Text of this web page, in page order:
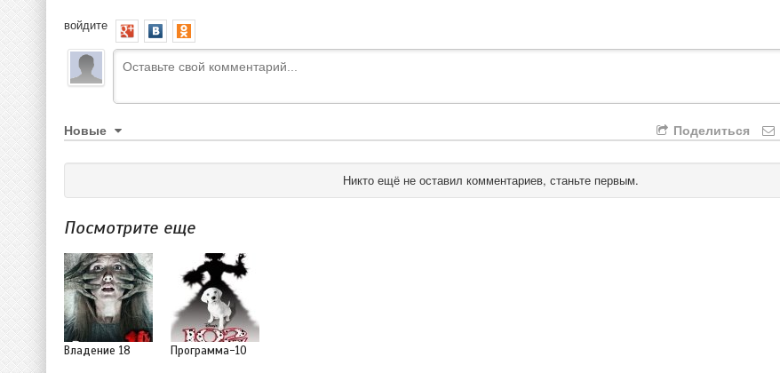
войдите
Новые Поделиться
Никто ещё не оставил комментариев, станьте первым.
Посмотрите еще
Владение 18 Программа-10